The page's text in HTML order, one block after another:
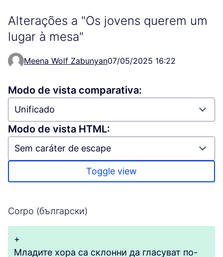
Alterações a "Os jovens querem um
lugar à mesa"
Meena Wolf Zabunyan07/05/2025 16:22
Modo de vista comparativa:
Modo de vista HTML:
Toggle view
Corpo (български)
+
Младите хора са склонни да гласуват по-